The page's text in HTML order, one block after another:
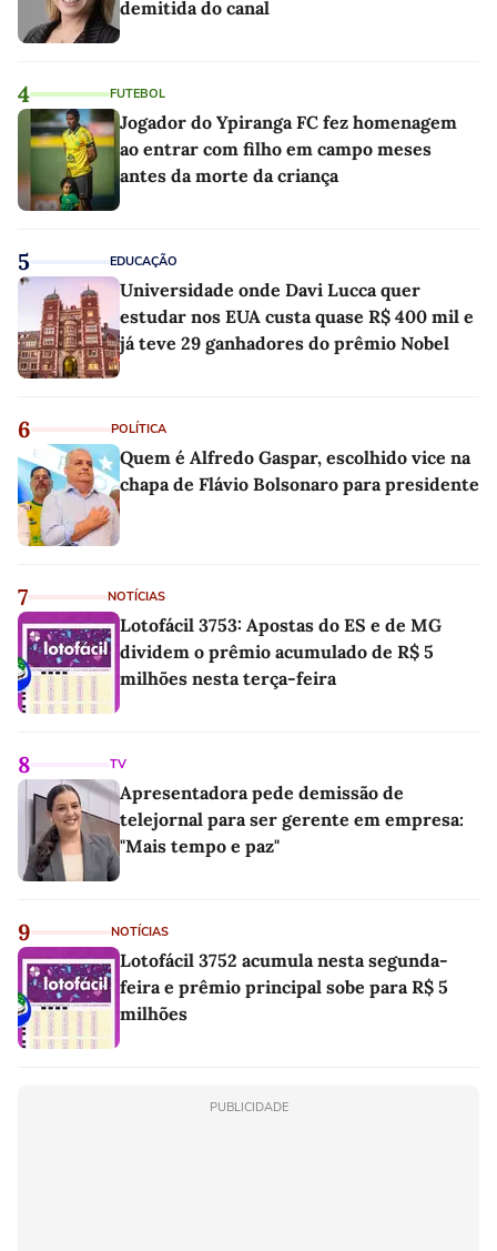
demitida do canal
4 FUTEBOL
Jogador do Ypiranga FC fez homenagem
ao entrar com filho em campo meses
antes da morte da criança
5 EDUCAÇÃO
Universidade onde Davi Lucca quer
estudar nos EUA custa quase R$ 400 mil e
já teve 29 ganhadores do prêmio Nobel
6 POLÍTICA
Quem é Alfredo Gaspar, escolhido vice na
chapa de Flávio Bolsonaro para presidente
7 NOTÍCIAS
Lotofácil 3753: Apostas do ES e de MG
dividem o prêmio acumulado de R$ 5
milhões nesta terça-feira
8 TV
Apresentadora pede demissão de
telejornal para ser gerente em empresa:
"Mais tempo e paz"
9 NOTÍCIAS
Lotofácil 3752 acumula nesta segunda-
feira e prêmio principal sobe para R$ 5
milhões
PUBLICIDADE